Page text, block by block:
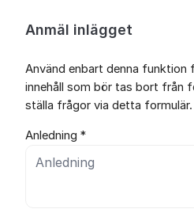
Anmäl inlägget
Använd enbart denna
innehåll som bör tas bort från
ställa frågor via detta formulär.
Anledning *